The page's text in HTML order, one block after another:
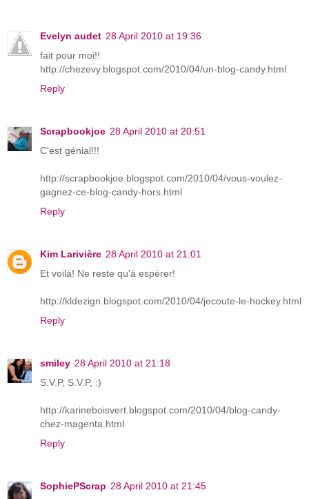
Evelyn audet 28 April 2010 at 19:36
fait pour moi!!
http://chezevy.blogspot.com/2010/04/un-blog-candy.html
Reply
Scrapbookjoe 28 April 2010 at 20:51
C'est génial!!!
http://scrapbookjoe.blogspot.com/2010/04/vous-voulez-
gagnez-ce-blog-candy-hors.html
Reply
Kim Larivière 28 April 2010 at 21:01
Et voilà! Ne reste qu'à espérer!
http://kldezign.blogspot.com/2010/04/jecoute-le-hockey.html
Reply
smiley 28 April 2010 at 21:18
S.V.P, S.V.P, :)
http://karineboisvert.blogspot.com/2010/04/blog-candy-
chez-magenta.html
Reply
SophiePScrap 28 April 2010 at 21:45